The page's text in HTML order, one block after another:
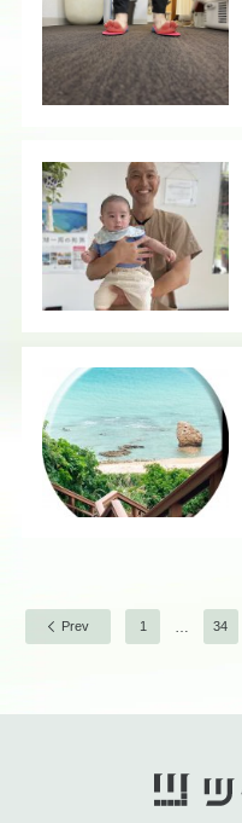
Prev 1 34